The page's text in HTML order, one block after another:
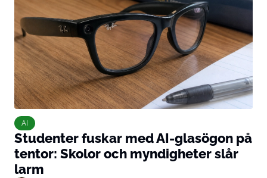
AI
Studenter fuskar med AI-glasögon på
tentor: Skolor och myndigheter slår
larm